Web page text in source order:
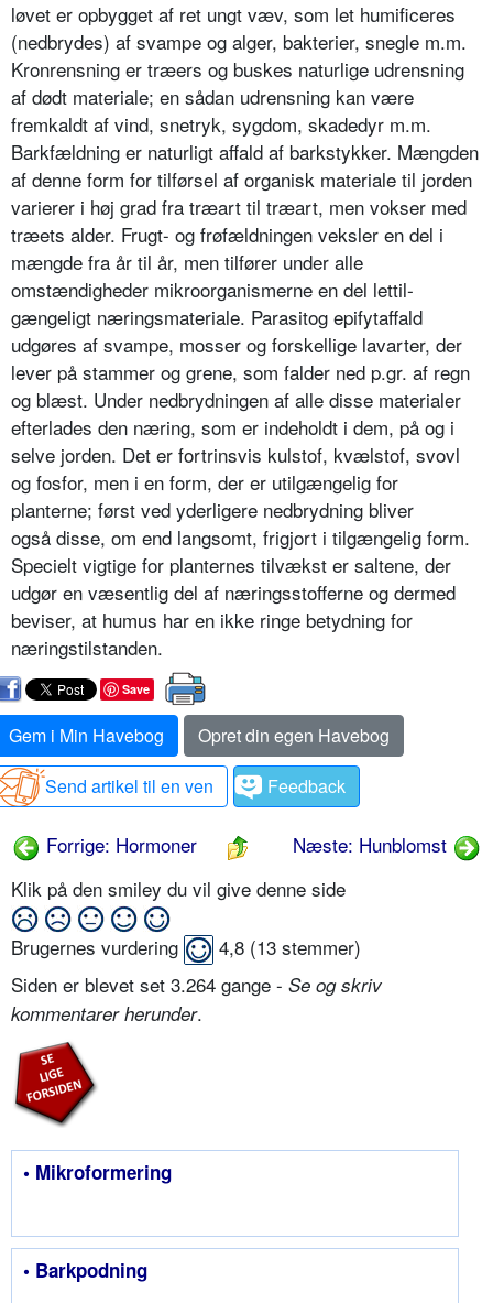
løvet er opbygget af ret ungt væv, som let humificeres
(nedbrydes) af svampe og alger, bakterier, snegle m.m.
Kronrensning er træers og bus­kes naturlige udrensning
af dødt mate­riale; en sådan udrensning kan være
fremkaldt af vind, snetryk, sygdom, skadedyr m.m.
Barkfældning er natur­ligt affald af barkstykker. Mængden
af denne form for tilførsel af organisk materiale til jorden
varierer i høj grad fra træart til træart, men vokser med
træets alder. Frugt- og frøfældningen veksler en del i
mængde fra år til år, men tilfører under alle
omstændighe­der mikroorganismerne en del lettil­
gængeligt næringsmateriale. Parasit­og epifytaffald
udgøres af svampe, mos­ser og forskellige lavarter, der
lever på stammer og grene, som falder ned p.gr. af regn
og blæst. Under nedbrydningen af alle disse materialer
efterlades den næring, som er indeholdt i dem, på og i
selve jorden. Det er fortrinsvis kulstof, kvælstof, svovl
og fosfor, men i en form, der er utilgængelig for
planterne; først ved yderligere nedbrydning bliver
også disse, om end langsomt, frigjort i tilgængelig form.
Specielt vigtige for planternes tilvækst er saltene, der
ud­gør en væsentlig del af næringsstoffer­ne og dermed
beviser, at humus har en ikke ringe betydning for
næringstil­standen.
Save
Gem i Min Havebog
Opret din egen Havebog
Send artikel til en ven
Feedback
Forrige: Hormoner
Næste: Hunblomst
Klik på den smiley du vil give denne side
Brugernes vurdering 4,8 (13 stemmer)
Siden er blevet set 3.264 gange - Se og skriv
kommentarer herunder.
• Mikroformering
• Barkpodning